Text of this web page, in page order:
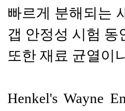
빠르게 분해되는
갭 안정성 시험
또한 재료 균열이
Henkel's Wayne